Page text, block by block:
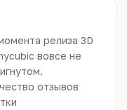
релиза 3D
вовсе не
отзывов